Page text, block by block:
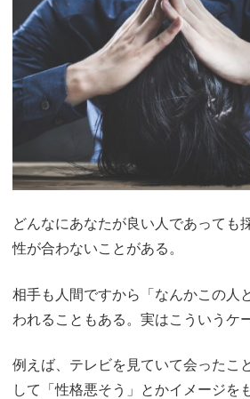
どんなにあなたが良い人であっても
性が合わないことがある。
相手も人間ですから「なんかこの人
われることもある。実はこういうケ
例えば、テレビを見ていて会ったこ
して「性格悪そう」とかイメージを